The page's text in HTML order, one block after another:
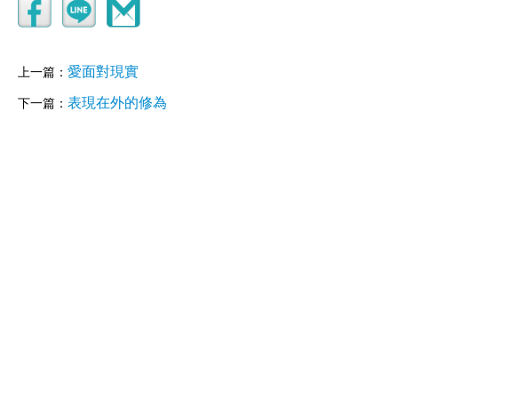
上一篇： 愛面對現實
下一篇： 表現在外的修為